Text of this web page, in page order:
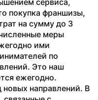
покупка франшизы,
на сумму до 3
меры
ими
по
Это наш
ежегодно.
направлений. В